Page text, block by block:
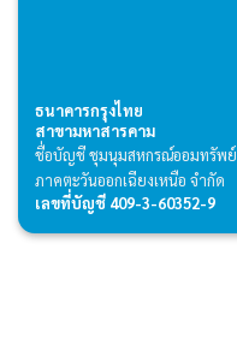
ธนาคารกรุงไทย
สาขามหาสารคาม
ชื่อบัญชี ชุมนุมสหกรณ์ออมทรัพย์
ภาคตะวันออกเฉียงเหนือ จำกัด
เลขที่บัญชี 409-3-60352-9